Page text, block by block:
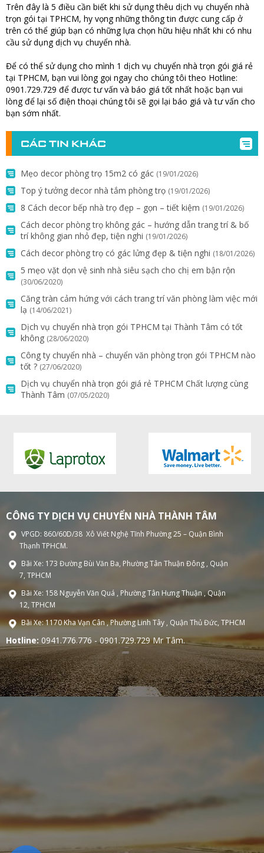
Trên đây là 5 điều cần biết khi sử dụng thêu dịch vụ chuyển nhà
trọn gói tại TPHCM, hy vọng những thông tin được cung cấp ở
trên có thể giúp bạn có những lựa chọn hữu hiệu nhất khi có nhu
cầu sử dụng dịch vụ chuyển nhà.
Để có thể sử dụng cho mình 1 dịch vụ chuyển nhà trọn gói giá rẻ
tại TPHCM, bạn vui lòng gọi ngay cho chúng tôi theo Hotline:
0901.729.729 để được tư vấn và báo giá tốt nhất hoặc bạn vui
lòng để lại số điện thoại chúng tôi sẽ gọi lại báo giá và tư vấn cho
bạn sớm nhất.
CÁC TIN KHÁC
Mẹo decor phòng trọ 15m2 có gác (19/01/2026)
Top ý tưởng decor nhà tắm phòng trọ (19/01/2026)
8 Cách decor bếp nhà trọ đẹp – gọn – tiết kiệm (19/01/2026)
Cách decor phòng trọ không gác – hướng dẫn trang trí & bố
trí không gian nhỏ đẹp, tiện nghi (19/01/2026)
Cách decor phòng trọ có gác lửng đẹp & tiện nghi (18/01/2026)
5 mẹo vặt dọn vệ sinh nhà siêu sạch cho chị em bận rộn
(30/06/2020)
Căng tràn cảm hứng với cách trang trí văn phòng làm việc mới
lạ (14/06/2021)
Dịch vụ chuyển nhà trọn gói TPHCM tại Thành Tâm có tốt
không (28/06/2020)
Công ty chuyển nhà – chuyển văn phòng trọn gói TPHCM nào
tốt ? (27/06/2020)
Dịch vụ chuyển nhà trọn gói giá rẻ TPHCM Chất lượng cùng
Thành Tâm (07/05/2020)
CÔNG TY DỊCH VỤ CHUYỂN NHÀ THÀNH TÂM
VPGD: 860/60D/38 Xô Viết Nghệ Tĩnh Phường 25 – Quận Bình
Thạnh TPHCM.
Bãi Xe: 173 Đường Bùi Văn Ba, Phường Tân Thuận Đông , Quận
7, TPHCM
Bãi Xe: 158 Nguyễn Văn Quá , Phường Tân Hưng Thuận , Quận
12, TPHCM
Bãi Xe: 1170 Kha Vạn Cân , Phường Linh Tây , Quận Thủ Đức, TPHCM
Hotline: 0941.776.776 - 0901.729.729 Mr Tâm.